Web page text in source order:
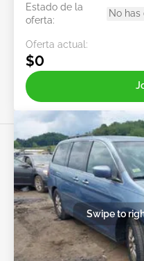
Estado de la
oferta:
No
Oferta actual:
$0
Swipe to